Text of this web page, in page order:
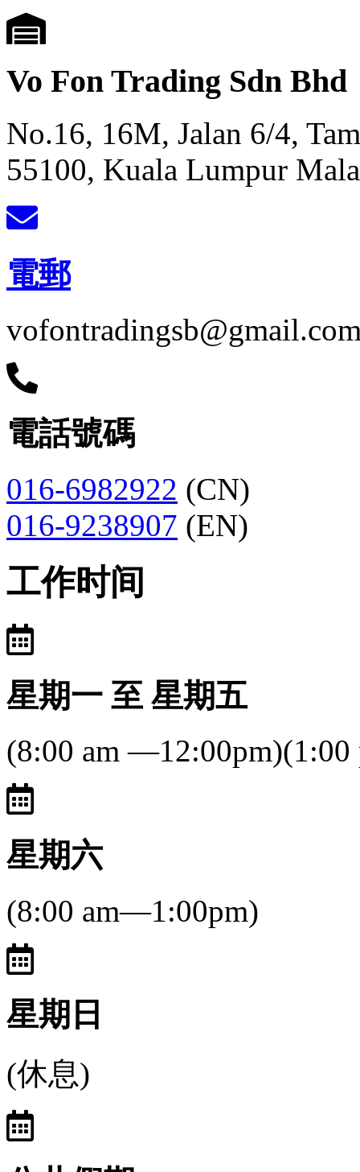
Vo Fon Trading Sdn Bhd
No.16, 16M, Jalan 6/4,
55100, Kuala Lumpur
電郵
電話號碼
016-6982922 (CN)
016-9238907 (EN)
工作时间
星期一 至 星期五
(8:00 am —12:00pm)(1:00
星期六
(8:00 am—1:00pm)
星期日
(休息)